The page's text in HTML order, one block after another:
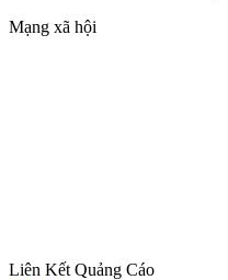
Mạng xã hội
Liên Kết Quảng Cáo